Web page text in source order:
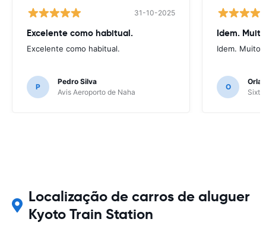
31-10-2025
Excelente como habitual.
Excelente como habitual.
P
Pedro Silva
Avis Aeroporto de Naha
Idem.
Idem. Muito
O
Sixt
Localização de carros de aluguer
Kyoto Train Station